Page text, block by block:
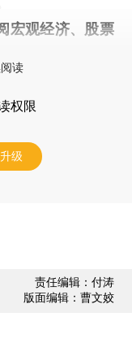
宏观经济、股票
读
权限
级
责任编辑：付涛
版面编辑：曹文姣